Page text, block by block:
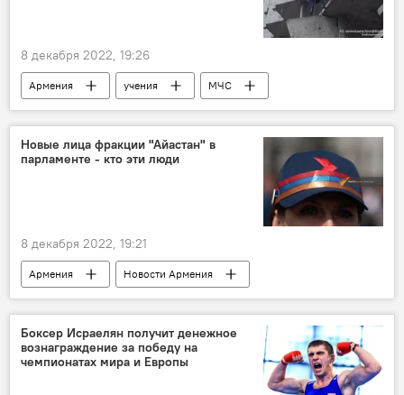
8 декабря 2022, 19:26
Армения учения МЧС
Новые лица фракции "Айастан" в
парламенте - кто эти люди
8 декабря 2022, 19:21
Армения
Новости Армения
блок "Айастан"
Политика
парламент
фракция
Боксер Исраелян получит денежное
вознаграждение за победу на
чемпионатах мира и Европы